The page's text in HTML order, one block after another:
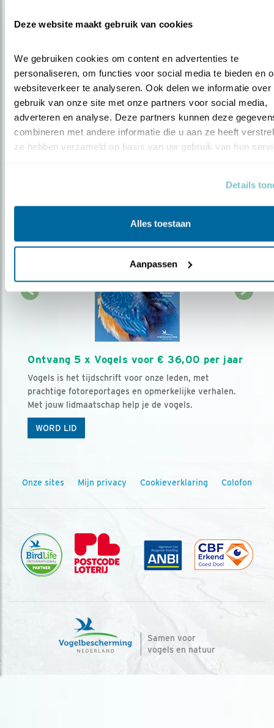
Deze website maakt gebruik van cookies
We gebruiken cookies om content en advertenties te
personaliseren, om functies voor social media te bieden en
websiteverkeer te analyseren. Ook delen we informatie over
gebruik van onze site met onze partners voor social media,
adverteren en analyse. Deze partners kunnen deze
combineren met andere informatie die u aan ze heeft
ze hebben verzameld op basis van uw gebruik van hun
Details
Alles toestaan
Aanpassen
Op de hoogte blijven?
Meld je aan en ontvang nieuws, inspiratie, acties en tips
over vogels en activiteiten van Vogelbescherming.
AANMELDEN VOGELNIEUWS
Volg ons via social media
Ontvang 5 x Vogels voor € 36,00 per jaar
Vogels is het tijdschrift voor onze leden, met
prachtige fotoreportages en opmerkelijke verhalen.
Met jouw lidmaatschap help je de vogels.
WORD LID
Onze sites Mijn privacy Cookieverklaring Colofon
Samen voor
vogels en natuur